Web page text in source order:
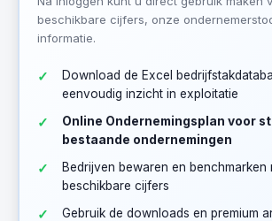
beschikbare cijfers, onze
informatie.
Download de Excel
eenvoudig inzicht in exploitatie
Online Ondernemingsplan voor
bestaande ondernemingen
Bedrijven bewaren en benchmarken
beschikbare cijfers
Gebruik de downloads en premium